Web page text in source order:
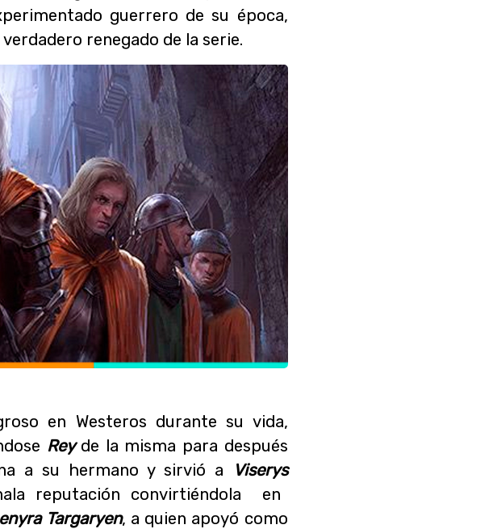
guerrero de su época,
renegado de la serie.
en Westeros durante su vida,
Reyde la misma para después
a su hermano y sirvió a
Viserys
reputación convirtiéndola en
Targaryen, a quien apoyó como